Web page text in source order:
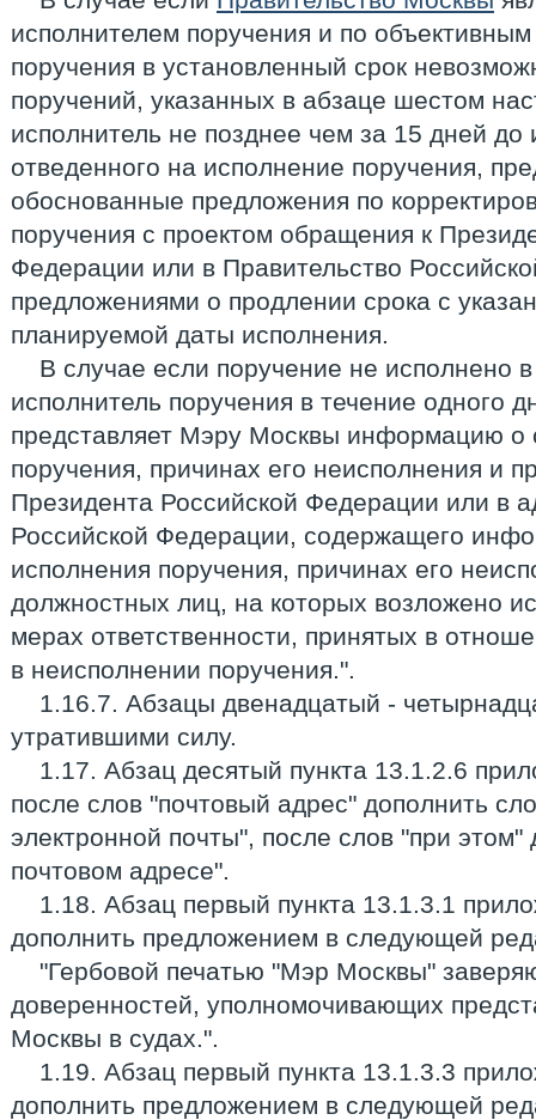
исполнителем поручения и по
поручения в установленный срок
поручений, указанных в абзаце шестом
исполнитель не позднее чем за 15 дней до
отведенного на исполнение поручения,
обоснованные предложения по
поручения с проектом обращения к
Федерации или в Правительство
предложениями о продлении срока с
планируемой даты исполнения.
В случае если поручение не исполнено
исполнитель поручения в течение одного
представляет Мэру Москвы информацию о
поручения, причинах его неисполнения и
Президента Российской Федерации или в
Российской Федерации, содержащего
исполнения поручения, причинах его
должностных лиц, на которых возложено
мерах ответственности, принятых в
в неисполнении поручения.".
1.16.7. Абзацы двенадцатый -
утратившими силу.
1.17. Абзац десятый пункта 13.1.2.6
после слов "почтовый адрес" дополнить
электронной почты", после слов "при этом"
почтовом адресе".
1.18. Абзац первый пункта 13.1.3.1
дополнить предложением в следующей
"Гербовой печатью "Мэр Москвы"
доверенностей, уполномочивающих
Москвы в судах.".
1.19. Абзац первый пункта 13.1.3.3
дополнить предложением в следующей